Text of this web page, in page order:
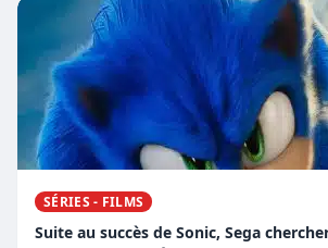
SÉRIES - FILMS
Suite au succès de Sonic, Sega